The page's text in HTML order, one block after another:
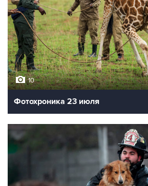
10
Фотохроника 23 июля